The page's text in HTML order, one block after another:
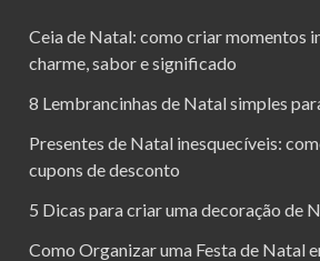
Ceia de Natal: como criar momentos
charme, sabor e significado
8 Lembrancinhas de Natal simples
Presentes de Natal inesquecíveis:
cupons de desconto
5 Dicas para criar uma decoração de
Como Organizar uma Festa de Natal